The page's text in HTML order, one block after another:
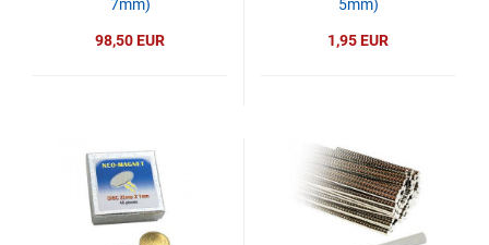
7mm)
98,50 EUR
5mm)
1,95 EUR